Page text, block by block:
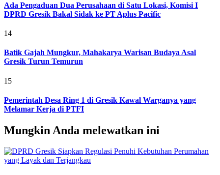
Ada Pengaduan Dua Perusahaan di Satu Lokasi, Komisi I
DPRD Gresik Bakal Sidak ke PT Aplus Pacific
14
Batik Gajah Mungkur, Mahakarya Warisan Budaya Asal
Gresik Turun Temurun
15
Pemerintah Desa Ring 1 di Gresik Kawal Warganya yang
Melamar Kerja di PTFI
Mungkin Anda melewatkan ini